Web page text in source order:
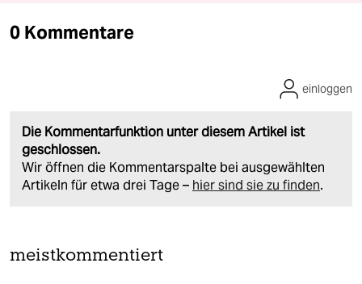
0 Kommentare
Die Kommentarfunktion unter diesem Artikel ist
geschlossen.
Wir öffnen die Kommentarspalte bei ausgewählten
Artikeln für etwa drei Tage – hier sind sie zu finden.
einloggen
meistkommentiert